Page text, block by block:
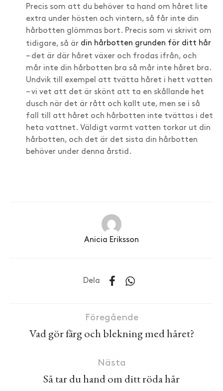
Precis som att du behöver ta hand om håret lite
extra under hösten och vintern, så får inte din
hårbotten glömmas bort. Precis som vi skrivit om
tidigare, så är din hårbotten grunden för ditt hår
– det är där håret växer och frodas ifrån, och
mår inte din hårbotten bra så mår inte håret bra.
Undvik till exempel att tvätta håret i hett vatten
– vi vet att det är skönt att ta en skållande het
dusch när det är rått och kallt ute, men se i så
fall till att håret och hårbotten inte tvättas i det
heta vattnet. Väldigt varmt vatten torkar ut din
hårbotten, och det är det sista din hårbotten
behöver under denna årstid.
Anicia Eriksson
Dela
Föregående
Vad gör färg och blekning med håret?
Nästa
Så tar du hand om ditt röda hår